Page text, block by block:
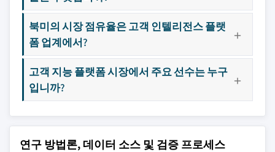
북미의 시장 점유율은 고객 인텔리전스 플랫
폼 업계에서?
고객 지능 플랫폼 시장에서 주요 선수는 누구
입니까?
연구 방법론, 데이터 소스 및 검증 프로세스